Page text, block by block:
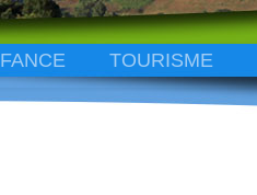
TOURISME